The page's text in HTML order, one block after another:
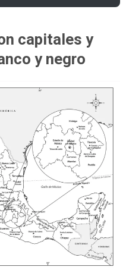
capitales y
y negro